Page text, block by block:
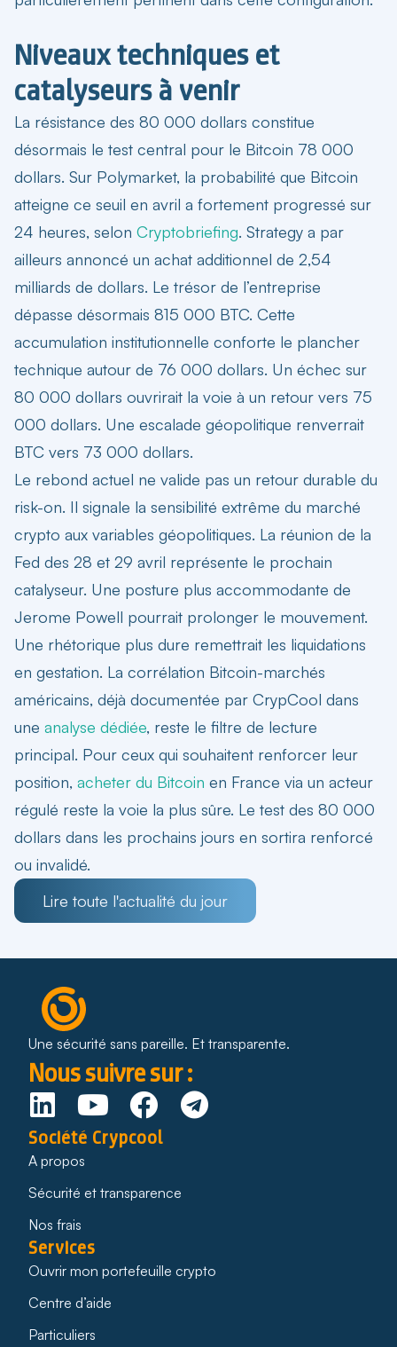
Niveaux techniques et
catalyseurs à venir
La résistance des 80 000 dollars constitue
désormais le test central pour le Bitcoin 78 000
dollars. Sur Polymarket, la probabilité que Bitcoin
atteigne ce seuil en avril a fortement progressé sur
24 heures, selon Cryptobriefing. Strategy a par
ailleurs annoncé un achat additionnel de 2,54
milliards de dollars. Le trésor de l’entreprise
dépasse désormais 815 000 BTC. Cette
accumulation institutionnelle conforte le plancher
technique autour de 76 000 dollars. Un échec sur
80 000 dollars ouvrirait la voie à un retour vers 75
000 dollars. Une escalade géopolitique renverrait
BTC vers 73 000 dollars.
Le rebond actuel ne valide pas un retour durable du
risk-on. Il signale la sensibilité extrême du marché
crypto aux variables géopolitiques. La réunion de la
Fed des 28 et 29 avril représente le prochain
catalyseur. Une posture plus accommodante de
Jerome Powell pourrait prolonger le mouvement.
Une rhétorique plus dure remettrait les liquidations
en gestation. La corrélation Bitcoin-marchés
américains, déjà documentée par CrypCool dans
une analyse dédiée, reste le filtre de lecture
principal. Pour ceux qui souhaitent renforcer leur
position, acheter du Bitcoin en France via un acteur
régulé reste la voie la plus sûre. Le test des 80 000
dollars dans les prochains jours en sortira renforcé
ou invalidé.
Lire toute l'actualité du jour
Une sécurité sans pareille. Et transparente.
Nous suivre sur :
Société Crypcool
A propos
Sécurité et transparence
Nos frais
Services
Ouvrir mon portefeuille crypto
Centre d’aide
Particuliers